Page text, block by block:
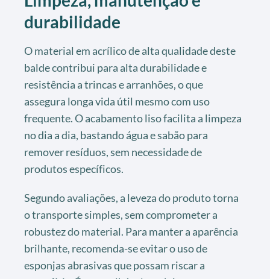
durabilidade
O material em acrílico de alta qualidade deste
balde contribui para alta durabilidade e
resistência a trincas e arranhões, o que
assegura longa vida útil mesmo com uso
frequente. O acabamento liso facilita a limpeza
no dia a dia, bastando água e sabão para
remover resíduos, sem necessidade de
produtos específicos.
Segundo avaliações, a leveza do produto torna
o transporte simples, sem comprometer a
robustez do material. Para manter a aparência
brilhante, recomenda-se evitar o uso de
esponjas abrasivas que possam riscar a